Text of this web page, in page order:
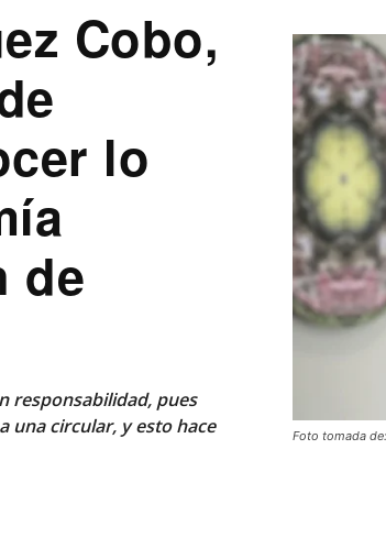
Cobo,
lo
de
responsabilidad, pues
una circular, y esto hace
Foto tomada